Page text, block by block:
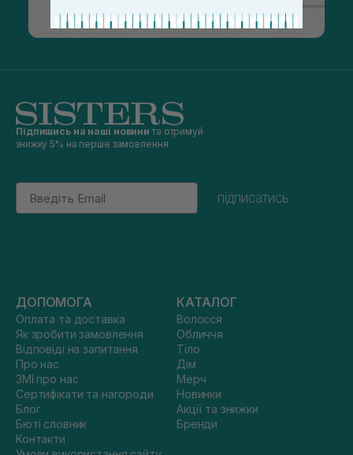
Підпишись на наші новини та отримуй
знижку 5% на перше замовлення
Email
підписатись
ДОПОМОГА
Оплата та доставка
Як зробити замовлення
Відповіді на запитання
Про нас
ЗМІ про нас
Сертифікати та нагороди
Блог
Бюті словник
Контакти
КАТАЛОГ
Волосся
Обличчя
Тіло
Дім
Мерч
Новинки
Акції та знижки
Бренди